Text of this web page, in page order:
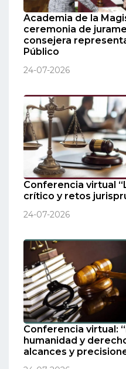
Academia de la
ceremonia de
consejera
Público
24-07-2026
Conferencia virtual
crítico y retos
24-07-2026
Conferencia virtual:
humanidad y
alcances y